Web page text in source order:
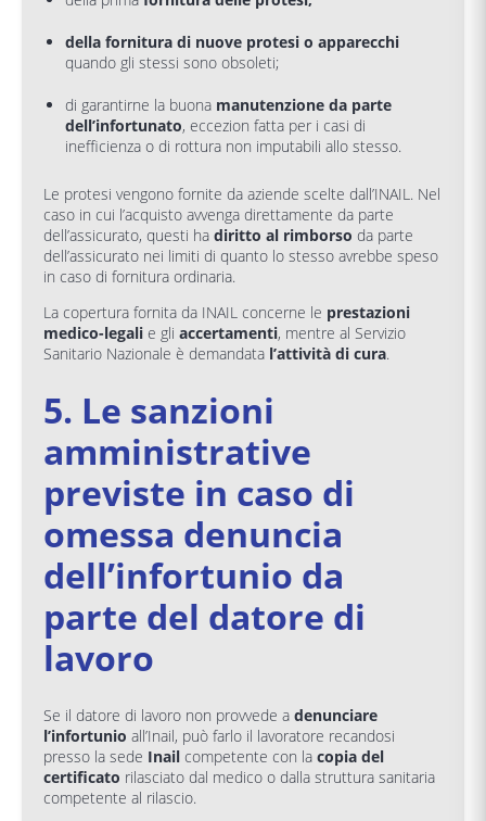
della fornitura di nuove protesi o apparecchi
quando gli stessi sono obsoleti;
di garantirne la buona manutenzione da parte
dell’infortunato, eccezion fatta per i casi di
inefficienza o di rottura non imputabili allo stesso.
Le protesi vengono fornite da aziende scelte dall’INAIL. Nel
caso in cui l’acquisto avvenga direttamente da parte
dell’assicurato, questi ha diritto al rimborso da parte
dell’assicurato nei limiti di quanto lo stesso avrebbe speso
in caso di fornitura ordinaria.
La copertura fornita da INAIL concerne le prestazioni
medico-legali e gli accertamenti, mentre al Servizio
Sanitario Nazionale è demandata l’attività di cura.
5. Le sanzioni
amministrative
previste in caso di
omessa denuncia
dell’infortunio da
parte del datore di
lavoro
Se il datore di lavoro non provvede a denunciare
l’infortunio all’Inail, può farlo il lavoratore recandosi
presso la sede Inail competente con la copia del
certificato rilasciato dal medico o dalla struttura sanitaria
competente al rilascio.